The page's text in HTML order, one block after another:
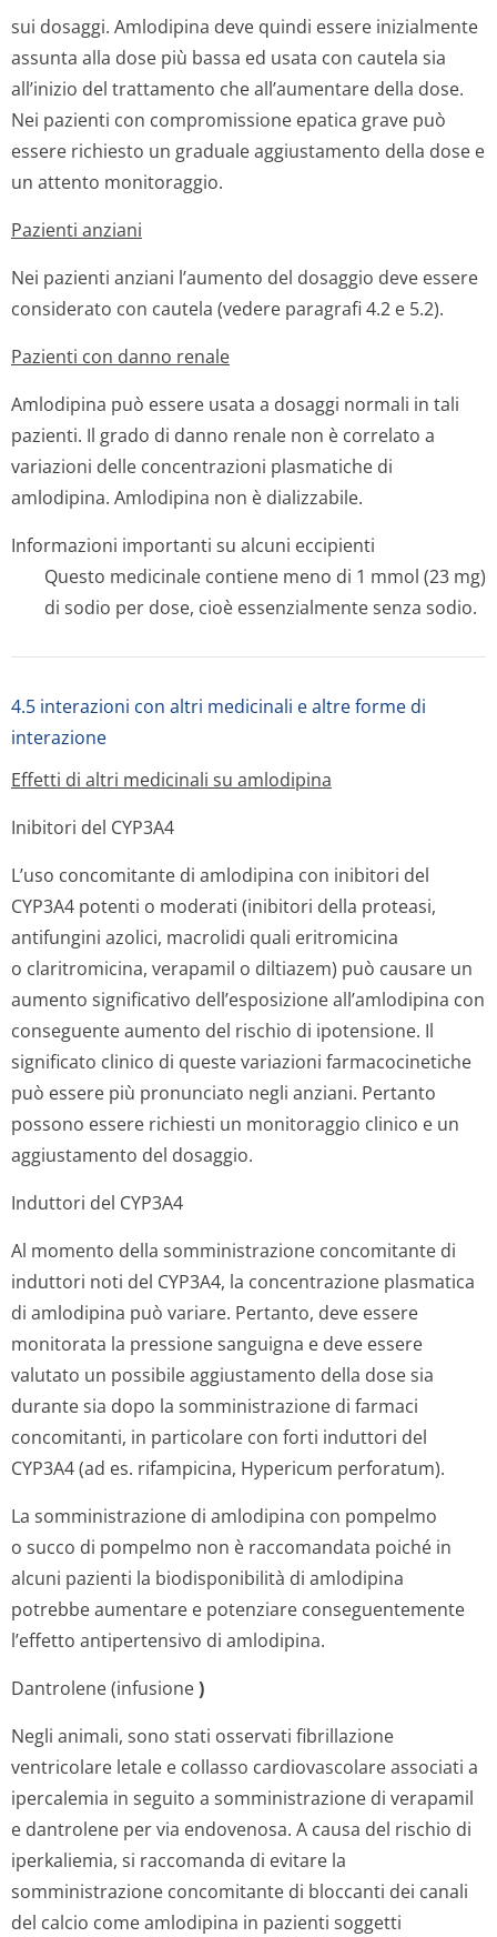
sui dosaggi. Amlodipina deve quindi essere inizialmente
assunta alla dose più bassa ed usata con cautela sia
all’inizio del trattamento che all’aumentare della dose.
Nei pazienti con compromissione epatica grave può
essere richiesto un graduale aggiustamento della dose e
un attento monitoraggio.
Pazienti anziani
Nei pazienti anziani l’aumento del dosaggio deve essere
considerato con cautela (vedere paragrafi 4.2 e 5.2).
Pazienti con danno renale
Amlodipina può essere usata a dosaggi normali in tali
pazienti. Il grado di danno renale non è correlato a
variazioni delle concentrazioni plasmatiche di
amlodipina. Amlodipina non è dializzabile.
Informazioni importanti su alcuni eccipienti
Questo medicinale contiene meno di 1 mmol (23 mg)
di sodio per dose, cioè essenzialmente senza sodio.
4.5 interazioni con altri medicinali e altre forme di
interazione
Effetti di altri medicinali su amlodipina
Inibitori del CYP3A4
L’uso concomitante di amlodipina con inibitori del
CYP3A4 potenti o moderati (inibitori della proteasi,
antifungini azolici, macrolidi quali eritromicina
o claritromicina, verapamil o diltiazem) può causare un
aumento significativo dell’esposizione all’amlodipina con
conseguente aumento del rischio di ipotensione. Il
significato clinico di queste variazioni farmacocinetiche
può essere più pronunciato negli anziani. Pertanto
possono essere richiesti un monitoraggio clinico e un
aggiustamento del dosaggio.
Induttori del CYP3A4
Al momento della somministrazione concomitante di
induttori noti del CYP3A4, la concentrazione plasmatica
di amlodipina può variare. Pertanto, deve essere
monitorata la pressione sanguigna e deve essere
valutato un possibile aggiustamento della dose sia
durante sia dopo la somministrazione di farmaci
concomitanti, in particolare con forti induttori del
CYP3A4 (ad es. rifampicina, Hypericum perforatum).
La somministrazione di amlodipina con pompelmo
o succo di pompelmo non è raccomandata poiché in
alcuni pazienti la biodisponibilità di amlodipina
potrebbe aumentare e potenziare conseguentemente
l’effetto antipertensivo di amlodipina.
Dantrolene (infusione)
Negli animali, sono stati osservati fibrillazione
ventricolare letale e collasso cardiovascolare associati a
ipercalemia in seguito a somministrazione di verapamil
e dantrolene per via endovenosa. A causa del rischio di
iperkaliemia, si raccomanda di evitare la
somministrazione concomitante di bloccanti dei canali
del calcio come amlodipina in pazienti soggetti